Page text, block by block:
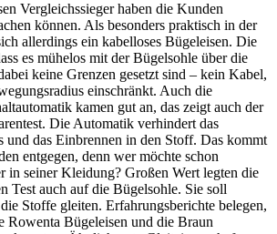
Vergleichssieger haben die Kunden
können. Als besonders praktisch in der
allerdings ein kabelloses Bügeleisen. Die
es mühelos mit der Bügelsohle über die
keine Grenzen gesetzt sind – kein Kabel,
einschränkt. Auch die
kamen gut an, das zeigt auch der
Die Automatik verhindert das
und das Einbrennen in den Stoff. Das kommt
entgegen, denn wer möchte schon
in seiner Kleidung? Großen Wert legten die
Testauch auf die Bügelsohle. Sie soll
Stoffe gleiten. Erfahrungsberichte belegen,
Rowenta Bügeleisen und die Braun